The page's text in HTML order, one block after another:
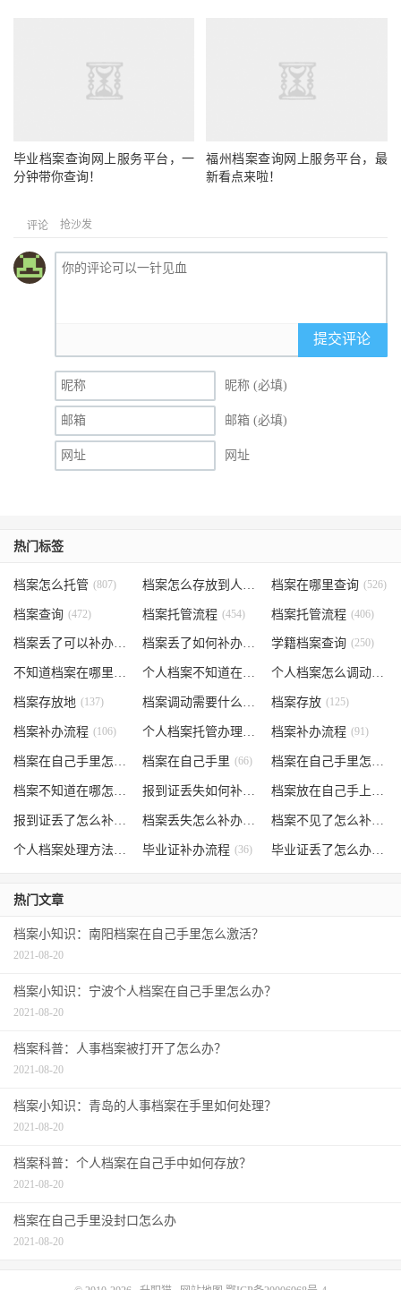
毕业档案查询网上服务平台，一
分钟带你查询！
福州档案查询网上服务平台，最
新看点来啦！
评论 抢沙发
提交评论
昵称 (必填)
邮箱 (必填)
网址
热门标签
档案怎么托管 (807) (535)
档案在哪里查询 (526)
档案查询 (472) 档案托管流程 (454) 档案托管流程 (406)
档案丢了可以补办吗 (371) 档案丢了如何补办 学籍档案查询 (250)
不知道档案在哪里 个人档案不知道在哪儿 (191) 个人档案怎么调动
档案存放地 (137) 档案调动需要什么手续 (130)
档案存放 (125)
档案补办流程 (106) 个人档案托管办理流程 (102)
档案补办流程 (91)
档案在自己手里怎么办 (85)
档案在自己手里 (66) 档案在自己手里怎么处理
档案不知道在哪怎么办 (62) 报到证丢失如何补办 (54) 档案放在自己手上
报到证丢了怎么补办 (52) 档案丢失怎么补办 档案不见了怎么补办
个人档案处理方法 毕业证补办流程 (36) 毕业证丢了怎么办
热门文章
档案小知识：南阳档案在自己手里怎么激活？
2021-08-20
档案小知识：宁波个人档案在自己手里怎么办？
2021-08-20
档案科普：人事档案被打开了怎么办？
2021-08-20
档案小知识：青岛的人事档案在手里如何处理？
2021-08-20
档案科普：个人档案在自己手中如何存放？
2021-08-20
档案在自己手里没封口怎么办
2021-08-20